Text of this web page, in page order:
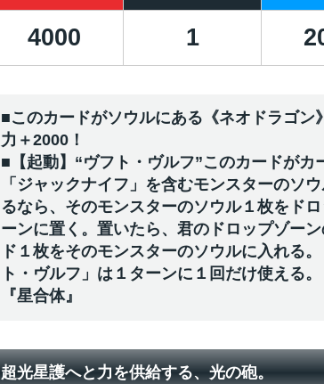
4000 1
■このカードがソウルにある《ネオドラゴン
力＋2000！
■【起動】“ヴフト・ヴルフ”このカードがカ
「ジャックナイフ」を含むモンスターのソ
るなら、そのモンスターのソウル１枚をド
ーンに置く。置いたら、君のドロップゾー
ド１枚をそのモンスターのソウルに入れる
ト・ヴルフ」は１ターンに１回だけ使える。
『星合体』
超光星護へと力を供給する、光の砲。